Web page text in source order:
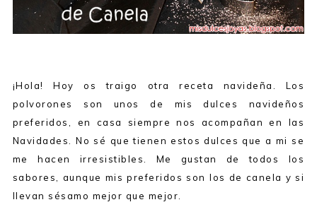
¡Hola! Hoy os traigo otra receta navideña. Los
polvorones son unos de mis dulces navideños
preferidos, en casa siempre nos acompañan en las
Navidades. No sé que tienen estos dulces que a mi se
me hacen irresistibles. Me gustan de todos los
sabores, aunque mis preferidos son los de canela y si
llevan sésamo mejor que mejor.